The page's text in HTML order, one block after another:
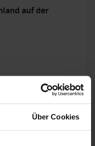
Über Cookies
auf der
1 Alternativen